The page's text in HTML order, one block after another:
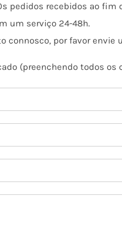
pedidos recebidos ao
um serviço 24-48h.
connosco, por favor envie
(preenchendo todos os